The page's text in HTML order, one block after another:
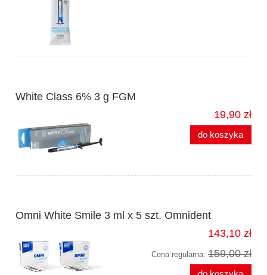
White Class 6% 3 g FGM
19,90 zł
do koszyka
Omni White Smile 3 ml x 5 szt. Omnident
143,10 zł
Cena regularna: 159,00 zł